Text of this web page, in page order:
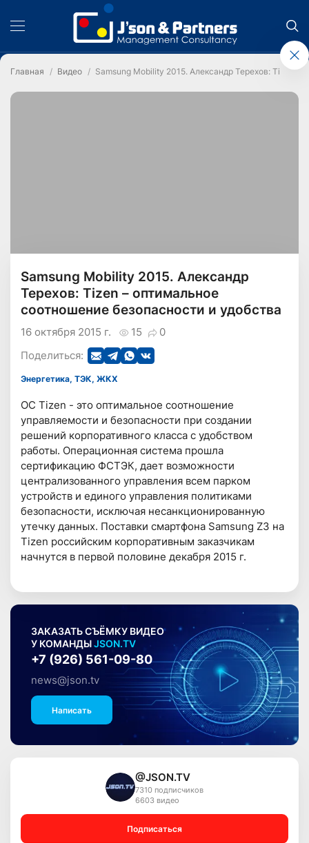
Главная Видео Samsung Mobility 2015. Александр Терехов: Tizen –
Samsung Mobility 2015. Александр
Терехов: Tizen – оптимальное
соотношение безопасности и удобства
15 0
16 октября 2015 г.
Поделиться:
Энергетика, ТЭК, ЖКХ
ОС Tizen - это оптимальное соотношение
управляемости и безопасности при создании
решений корпоративного класса с удобством
работы. Операционная система прошла
сертификацию ФСТЭК, дает возможности
централизованного управления всем парком
устройств и единого управления политиками
безопасности, исключая несанкционированную
утечку данных. Поставки смартфона Samsung Z3 на
Tizen российским корпоративным заказчикам
начнутся в первой половине декабря 2015 г.
ЗАКАЗАТЬ СЪЁМКУ ВИДЕО
У КОМАНДЫJSON.TV
+7 (926) 561-09-80
news@json.tv
Написать
@JSON.TV
7310 подписчиков
6603 видео
Подписаться